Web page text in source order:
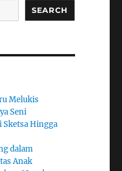
SEARCH
Melukis
Seni
Hingga
dalam
Anak